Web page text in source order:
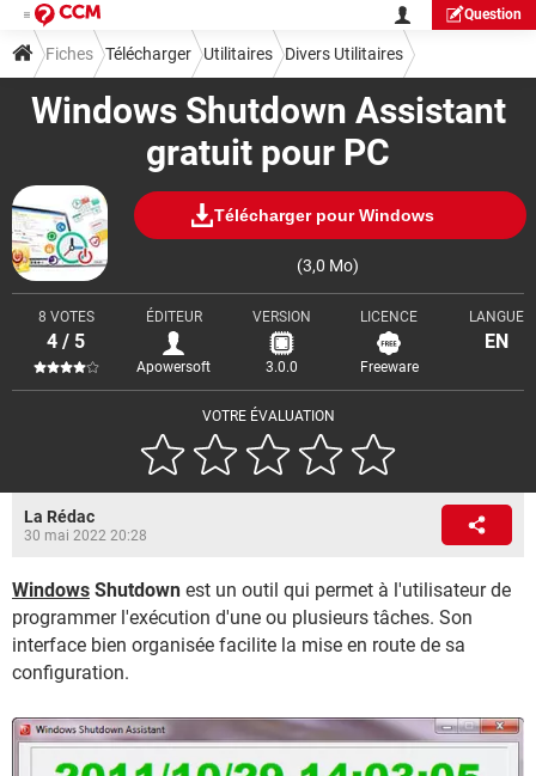
Question
Windows Shutdown Assistant
gratuit pour PC
Télécharger pour Windows
(3,0 Mo)
VOTRE ÉVALUATION
8 VOTES
4 / 5
ÉDITEUR
Apowersoft
VERSION
3.0.0
LICENCE
Freeware
LANGUE
EN
Fiches Télécharger Utilitaires Divers Utilitaires
La Rédac
30 mai 2022 20:28
Windows Shutdown est un outil qui permet à l'utilisateur de
programmer l'exécution d'une ou plusieurs tâches. Son
interface bien organisée facilite la mise en route de sa
configuration.